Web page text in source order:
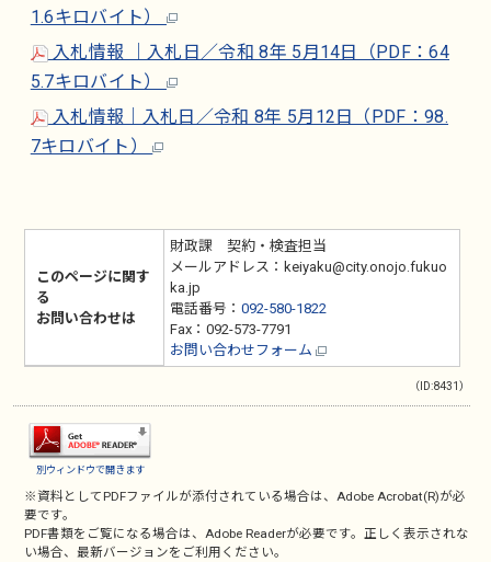
1.6キロバイト）
入札情報 ｜入札日／令和 8年 5月14日（PDF：64
5.7キロバイト）
入札情報｜入札日／令和 8年 5月12日（PDF：98.
7キロバイト）
このページに関す
る
お問い合わせは
財政課 契約・検査担当
メールアドレス：keiyaku@city.onojo.fukuo
ka.jp
電話番号： 092-580-1822
Fax：092-573-7791
お問い合わせフォーム
（ID:8431）
別ウィンドウで開きます
※資料としてPDFファイルが添付されている場合は、Adobe Acrobat(R)が必
要です。
PDF書類をご覧になる場合は、Adobe Readerが必要です。正しく表示されな
い場合、最新バージョンをご利用ください。